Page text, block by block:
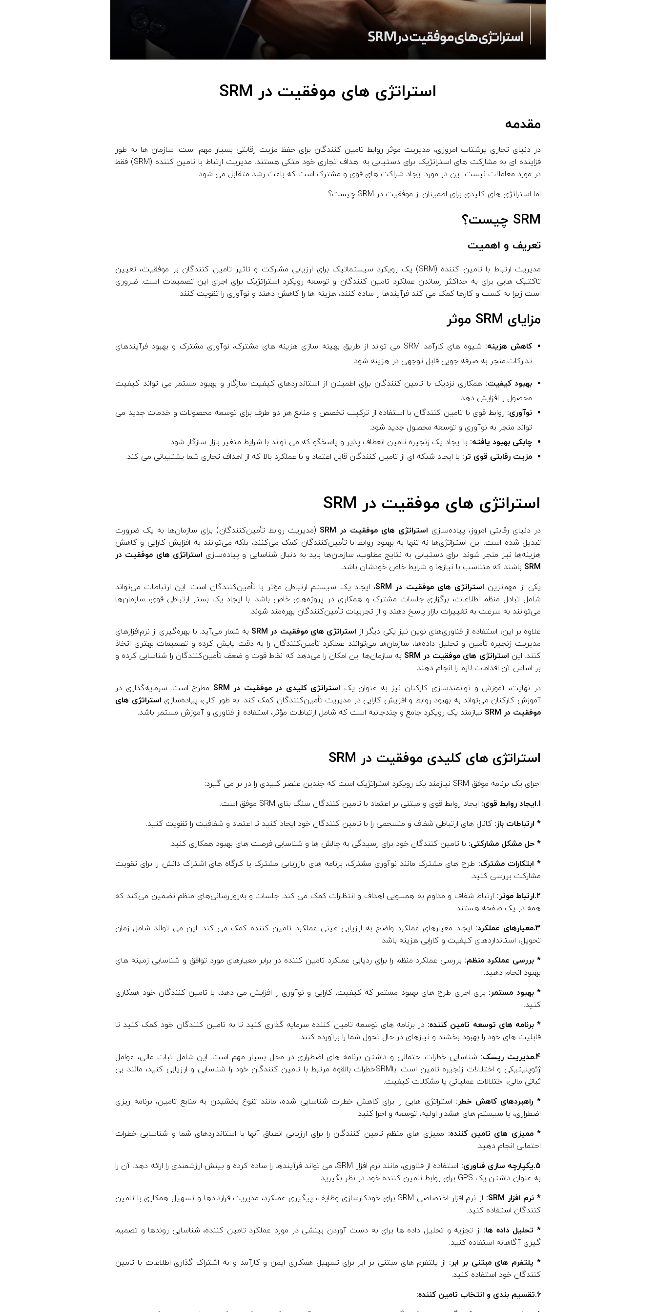
استراتژی های موفقیت در SRM
مقدمه
در دنیای تجاری پرشتاب امروزی، مدیریت موثر روابط تامین کنندگان برای حفظ مزیت رقابتی بسیار مهم است. سازمان ها به طور
فزاینده ای به مشارکت های استراتژیک برای دستیابی به اهداف تجاری خود متکی هستند. مدیریت ارتباط با تامین کننده (SRM) فقط
در مورد معاملات نیست. این در مورد ایجاد شراکت های قوی و مشترک است که باعث رشد متقابل می شود.
اما استراتژی های کلیدی برای اطمینان از موفقیت در SRM چیست؟
SRM چیست؟
تعریف و اهمیت
مدیریت ارتباط با تامین کننده (SRM) یک رویکرد سیستماتیک برای ارزیابی مشارکت و تاثیر تامین کنندگان بر موفقیت، تعیین
تاکتیک هایی برای به حداکثر رساندن عملکرد تامین کنندگان و توسعه رویکرد استراتژیک برای اجرای این تصمیمات است. ضروری
است زیرا به کسب و کارها کمک می کند فرآیندها را ساده کنند، هزینه ها را کاهش دهند و نوآوری را تقویت کنند.
مزایای SRM موثر
کاهش هزینه:
شیوه های کارآمد SRM می تواند از طریق بهینه سازی هزینه های مشترک، نوآوری مشترک و بهبود فرآیندهای
تدارکات.منجر به صرفه جویی قابل توجهی در هزینه شود.
بهبود کیفیت: همکاری نزدیک با تامین کنندگان برای اطمینان از استانداردهای کیفیت سازگار و بهبود مستمر می تواند کیفیت
محصول را افزایش دهد.
نوآوری: روابط قوی با تامین کنندگان با استفاده از ترکیب تخصص و منابع هر دو طرف برای توسعه محصولات و خدمات جدید می
تواند منجر به نوآوری و توسعه محصول جدید شود.
چابکی بهبود یافته: با ایجاد یک زنجیره تامین انعطاف پذیر و پاسخگو که می تواند با شرایط متغیر بازار سازگار شود.
مزیت رقابتی قوی تر: با ایجاد شبکه ای از تامین کنندگان قابل اعتماد و با عملکرد بالا که از اهداف تجاری شما پشتیبانی می کند.
استراتژی های موفقیت در SRM
در دنیای رقابتی امروز، پیاده‌سازی استراتژی های موفقیت در SRM
(مدیریت روابط تأمین‌کنندگان) برای سازمان‌ها به یک ضرورت
تبدیل شده است. این استراتژی‌ها نه تنها به بهبود روابط با تأمین‌کنندگان کمک می‌کنند، بلکه می‌توانند به افزایش کارایی و کاهش
هزینه‌ها نیز منجر شوند. برای دستیابی به نتایج مطلوب، سازمان‌ها باید به دنبال شناسایی و پیاده‌سازی استراتژی های موفقیت در
SRM باشند که متناسب با نیازها و شرایط خاص خودشان باشد.
یکی از مهم‌ترین استراتژی های موفقیت در SRM
، ایجاد یک سیستم ارتباطی مؤثر با تأمین‌کنندگان است. این ارتباطات می‌تواند
شامل تبادل منظم اطلاعات، برگزاری جلسات مشترک و همکاری در پروژه‌های خاص باشد. با ایجاد یک بستر ارتباطی قوی، سازمان‌ها
می‌توانند به سرعت به تغییرات بازار پاسخ دهند و از تجربیات تأمین‌کنندگان بهره‌مند شوند.
علاوه بر این، استفاده از فناوری‌های نوین نیز یکی دیگر از استراتژی های موفقیت در SRM
به شمار می‌آید. با بهره‌گیری از نرم‌افزارهای
مدیریت زنجیره تأمین و تحلیل داده‌ها، سازمان‌ها می‌توانند عملکرد تأمین‌کنندگان را به دقت پایش کرده و تصمیمات بهتری اتخاذ
کنند. این استراتژی های موفقیت در SRM
به سازمان‌ها این امکان را می‌دهد که نقاط قوت و ضعف تأمین‌کنندگان را شناسایی کرده و
بر اساس آن اقدامات لازم را انجام دهند.
در نهایت، آموزش و توانمندسازی کارکنان نیز به عنوان یک استراتژی کلیدی در موفقیت در SRM
مطرح است. سرمایه‌گذاری در
آموزش کارکنان می‌تواند به بهبود روابط و افزایش کارایی در مدیریت تأمین‌کنندگان کمک کند. به طور کلی، پیاده‌سازی استراتژی های
موفقیت در SRM
نیازمند یک رویکرد جامع و چندجانبه است که شامل ارتباطات مؤثر، استفاده از فناوری و آموزش مستمر باشد.
استراتژی های کلیدی موفقیت در SRM
اجرای یک برنامه موفق SRM نیازمند یک رویکرد استراتژیک است که چندین عنصر کلیدی را در بر می گیرد:
1.ایجاد روابط قوی:
ایجاد روابط قوی و مبتنی بر اعتماد با تامین کنندگان سنگ بنای SRM موفق است.
* ارتباطات باز: کانال های ارتباطی شفاف و منسجمی را با تامین کنندگان خود ایجاد کنید تا اعتماد و شفافیت را تقویت کنید.
* حل مشکل مشارکتی: با تامین کنندگان خود برای رسیدگی به چالش ها و شناسایی فرصت های بهبود همکاری کنید.
* ابتکارات مشترک: طرح های مشترک مانند نوآوری مشترک، برنامه های بازاریابی مشترک یا کارگاه های اشتراک دانش را برای تقویت
مشارکت بررسی کنید.
2.ارتباط موثر:
ارتباط شفاف و مداوم به همسویی اهداف و انتظارات کمک می کند. جلسات و به‌روزرسانی‌های منظم تضمین می‌کند که
همه در یک صفحه هستند.
3.معیارهای عملکرد:
ایجاد معیارهای عملکرد واضح به ارزیابی عینی عملکرد تامین کننده کمک می کند. این می تواند شامل زمان
تحویل، استانداردهای کیفیت و کارایی هزینه باشد.
* بررسی عملکرد منظم: بررسی عملکرد منظم را برای ردیابی عملکرد تامین کننده در برابر معیارهای مورد توافق و شناسایی زمینه های
بهبود انجام دهید.
* بهبود مستمر: برای اجرای طرح های بهبود مستمر که کیفیت، کارایی و نوآوری را افزایش می دهد، با تامین کنندگان خود همکاری
کنید.
* برنامه های توسعه تامین کننده: در برنامه های توسعه تامین کننده سرمایه گذاری کنید تا به تامین کنندگان خود کمک کنید تا
قابلیت های خود را بهبود بخشند و نیازهای در حال تحول شما را برآورده کنند.
4.مدیریت ریسک:
شناسایی خطرات احتمالی و داشتن برنامه های اضطراری در محل بسیار مهم است. این شامل ثبات مالی، عوامل
ژئوپلیتیکی و اختلالات زنجیره تامین است. باSRMخطرات بالقوه مرتبط با تامین کنندگان خود را شناسایی و ارزیابی کنید، مانند بی
ثباتی مالی، اختلالات عملیاتی یا مشکلات کیفیت.
* راهبردهای کاهش خطر: استراتژی هایی را برای کاهش خطرات شناسایی شده، مانند تنوع بخشیدن به منابع تامین، برنامه ریزی
اضطراری، یا سیستم های هشدار اولیه، توسعه و اجرا کنید.
* ممیزی های تامین کننده: ممیزی های منظم تامین کنندگان را برای ارزیابی انطباق آنها با استانداردهای شما و شناسایی خطرات
احتمالی انجام دهید.
5.یکپارچه سازی فناوری:
استفاده از فناوری، مانند نرم افزار SRM، می تواند فرآیندها را ساده کرده و بینش ارزشمندی را ارائه دهد. آن را
به عنوان داشتن یک GPS برای روابط تامین کننده خود در نظر بگیرید
* نرم افزار SRM:
از نرم افزار اختصاصی SRM برای خودکارسازی وظایف، پیگیری عملکرد، مدیریت قراردادها و تسهیل همکاری با تامین
کنندگان استفاده کنید.
* تحلیل داده ها: از تجزیه و تحلیل داده ها برای به دست آوردن بینشی در مورد عملکرد تامین کننده، شناسایی روندها و تصمیم
گیری آگاهانه استفاده کنید.
* پلتفرم های مبتنی بر ابر: از پلتفرم های مبتنی بر ابر برای تسهیل همکاری ایمن و کارآمد و به اشتراک گذاری اطلاعات با تامین
کنندگان خود استفاده کنید.
6.تقسیم بندی و انتخاب تامین کننده: